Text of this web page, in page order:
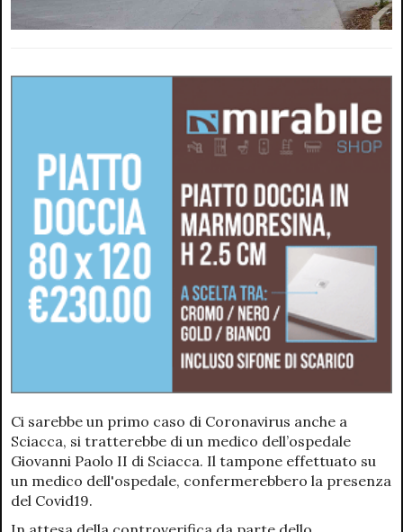
Ci sarebbe un primo caso di Coronavirus anche a
Sciacca, si tratterebbe di un medico dell’ospedale
Giovanni Paolo II di Sciacca. Il tampone effettuato su
un medico dell'ospedale, confermerebbero la presenza
del Covid19.